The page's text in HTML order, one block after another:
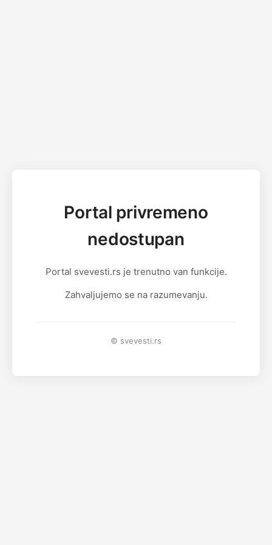
Portal privremeno
nedostupan
Portal svevesti.rs je trenutno van funkcije.
Zahvaljujemo se na razumevanju.
© svevesti.rs